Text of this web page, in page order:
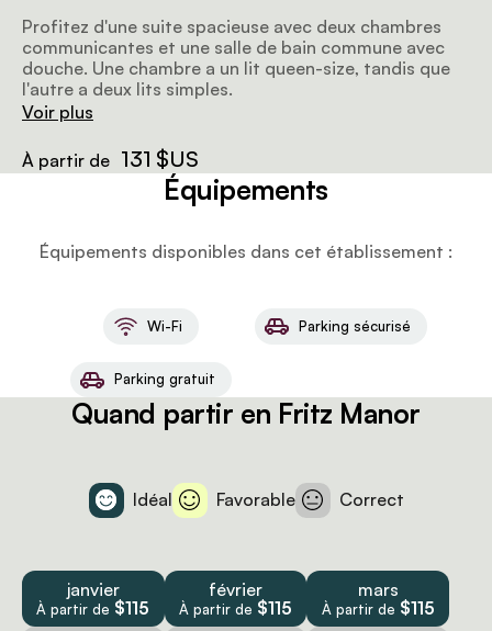
Profitez d'une suite spacieuse avec deux chambres
communicantes et une salle de bain commune avec
douche. Une chambre a un lit queen-size, tandis que
l'autre a deux lits simples.
Voir plus
À partir de 131 $US
Équipements
Équipements disponibles dans cet établissement :
Wi-Fi Parking sécurisé
Parking gratuit
Quand partir en Fritz Manor
Idéal Favorable Correct
janvier
À partir de $115
février
À partir de $115
mars
À partir de $115